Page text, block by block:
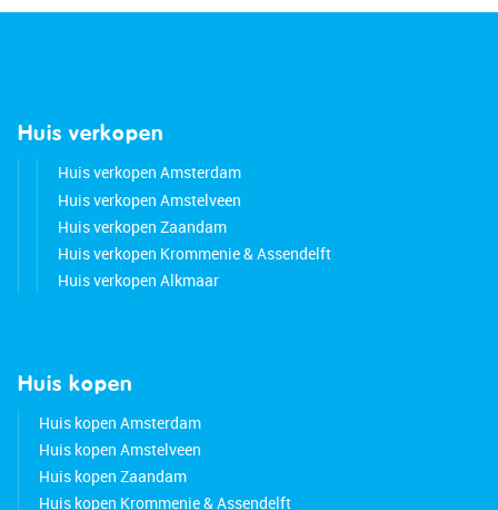
Huis verkopen
Huis verkopen Amsterdam
Huis verkopen Amstelveen
Huis verkopen Zaandam
Huis verkopen Krommenie & Assendelft
Huis verkopen Alkmaar
Huis kopen
Huis kopen Amsterdam
Huis kopen Amstelveen
Huis kopen Zaandam
Huis kopen Krommenie & Assendelft